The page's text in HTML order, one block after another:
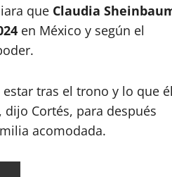
que Claudia
en México y según el
estar tras el trono y lo que
dijo Cortés, para después
acomodada.